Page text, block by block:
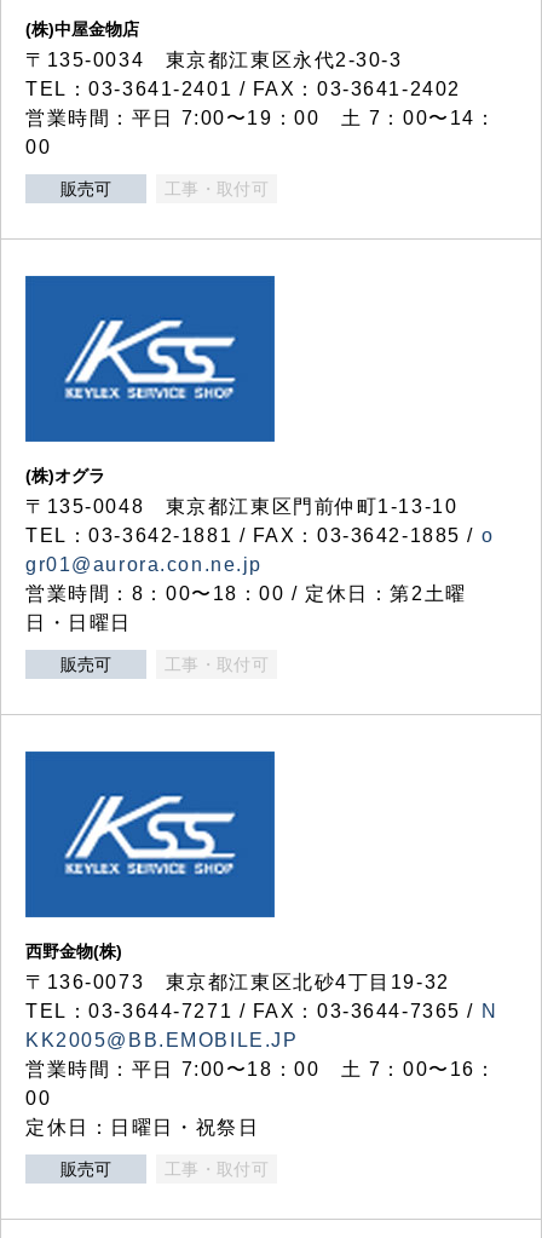
(株)中屋金物店
〒135-0034 東京都江東区永代2-30-3
TEL：03-3641-2401 / FAX：03-3641-2402
営業時間：平日 7:00〜19：00 土 7：00〜14：
00
販売可 工事・取付可
(株)オグラ
〒135-0048 東京都江東区門前仲町1-13-10
TEL：03-3642-1881 / FAX：03-3642-1885 / o
gr01@aurora.con.ne.jp
営業時間：8：00〜18：00 / 定休日：第2土曜
日・日曜日
販売可 工事・取付可
西野金物(株)
〒136-0073 東京都江東区北砂4丁目19-32
TEL：03‐3644‐7271 / FAX：03-3644-7365 / N
KK2005@BB.EMOBILE.JP
営業時間：平日 7:00〜18：00 土 7：00〜16：
00
定休日：日曜日・祝祭日
販売可 工事・取付可